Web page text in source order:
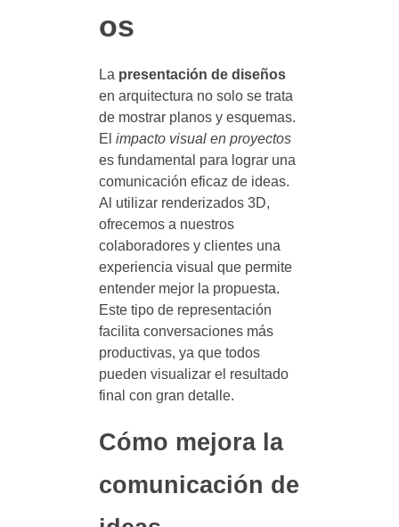
os
La presentación de diseños
en arquitectura no solo se trata
de mostrar planos y esquemas.
El impacto visual en proyectos
es fundamental para lograr una
comunicación eficaz de ideas.
Al utilizar renderizados 3D,
ofrecemos a nuestros
colaboradores y clientes una
experiencia visual que permite
entender mejor la propuesta.
Este tipo de representación
facilita conversaciones más
productivas, ya que todos
pueden visualizar el resultado
final con gran detalle.
Cómo mejora la
comunicación de